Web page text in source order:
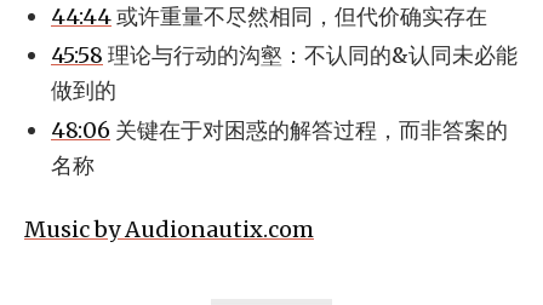
44:44或许重量不尽然相同，但代价确实存在
45:58 理论与行动的沟壑：不认同的&认同未必能
做到的
48:06 关键在于对困惑的解答过程，而非答案的
名称
Music by Audionautix.com